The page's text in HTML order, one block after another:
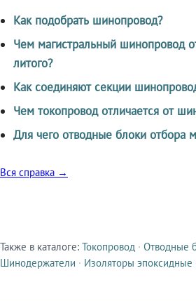
Как подобрать шинопровод?
Чем магистральный шинопровод
литого?
Как соединяют секции
Чем токопровод отличается от
Для чего отводные блоки отбора
Вся справка →
Смежные продукты
Также в каталоге: Токопровод · Отводные
Шинодержатели · Изоляторы